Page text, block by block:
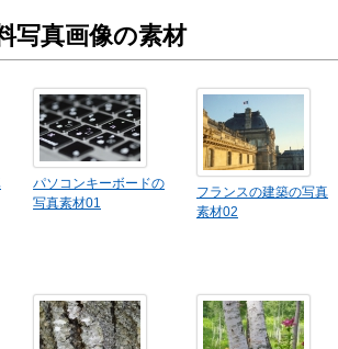
写真画像の素材
パソコンキーボードの
写真素材01
フランスの建築の写真
素材02